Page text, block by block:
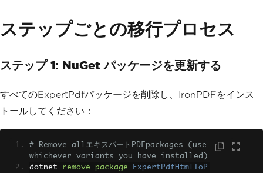
ステップごとの移行プロセス
ステップ 1: NuGet パッケージを更新する
すべてのExpertPdfパッケージを削除し、IronPDFをインス
トールしてください：
# Remove allエキスパートPDFpackages (use
whichever variants you have installed)
dotnet remove package
ExpertPdfHtmlToP